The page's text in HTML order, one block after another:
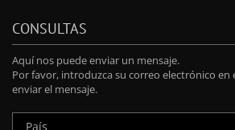
CONSULTAS
Aquí nos puede enviar un mensaje.
Por favor, introduzca su correo electrónico en
enviar el mensaje.